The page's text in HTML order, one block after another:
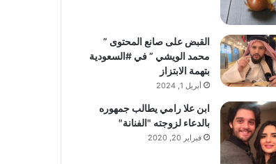
القبض على صانع المحتوى ”
محمد الويشي ” في #السعودية
بتهمة الابتزاز
أبريل 1, 2024
ابن علا رامي يطالب جمهوره
بالدعاء لزوجته "الفنانة"
فبراير 20, 2020